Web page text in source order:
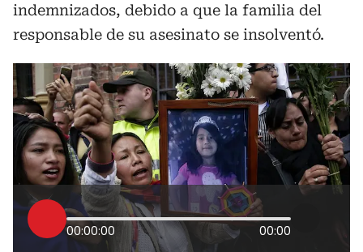
indemnizados, debido a que la familia del
responsable de su asesinato se insolventó.
00:00:00 00:00